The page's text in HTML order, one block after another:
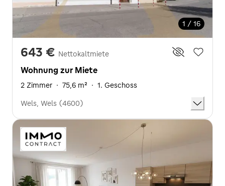
1 / 16
643 € Nettokaltmiete
Wohnung zur Miete
2 Zimmer · 75,6 m² · 1. Geschoss
Wels, Wels (4600)